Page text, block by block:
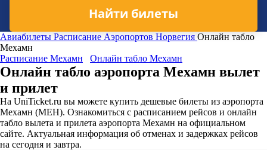
Найти билеты
Авиабилеты Расписание Аэропортов Норвегия Онлайн табло
Мехамн
Расписание Мехамн
Онлайн табло Мехамн
Онлайн табло аэропорта Мехамн вылет
и прилет
На UniTicket.ru вы можете купить дешевые билеты из аэропорта
Мехамн (MEH). Ознакомиться с расписанием рейсов и онлайн
табло вылета и прилета аэропорта Мехамн на официальном
сайте. Актуальная информация об отменах и задержках рейсов
на сегодня и завтра.